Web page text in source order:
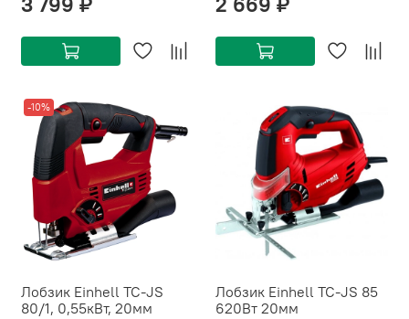
-10%
Лобзик Einhell TC-JS
80/1, 0,55кВт, 20мм
Лобзик Einhell TC-JS 85
620Вт 20мм